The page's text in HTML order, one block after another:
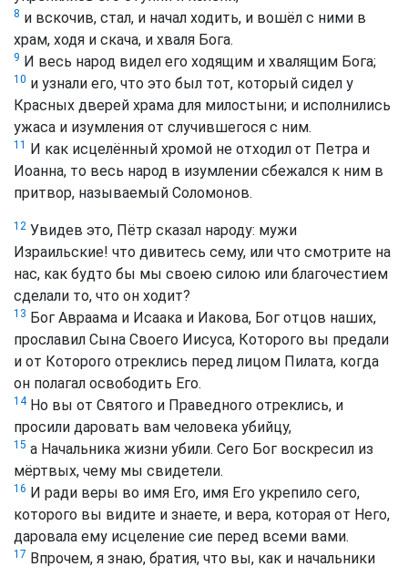
8 и вскочив, стал, и начал ходить, и вошёл с ними в
храм, ходя и скача, и хваля Бога.
9 И весь народ видел его ходящим и хвалящим Бога;
10 и узнали его, что это был тот, который сидел у
Красных дверей храма для милостыни; и исполнились
ужаса и изумления от случившегося с ним.
11 И как исцелённый хромой не отходил от Петра и
Иоанна, то весь народ в изумлении сбежался к ним в
притвор, называемый Соломонов.
12 Увидев это, Пётр сказал народу: мужи
Израильские! что дивитесь сему, или что смотрите на
нас, как будто бы мы своею силою или благочестием
сделали то, что он ходит?
13 Бог Авраама и Исаака и Иакова, Бог отцов наших,
прославил Сына Своего Иисуса, Которого вы предали
и от Которого отреклись перед лицом Пилата, когда
он полагал освободить Его.
14Но вы от Святого и Праведного отреклись, и
просили даровать вам человека убийцу,
15 а Начальника жизни убили. Сего Бог воскресил из
мёртвых, чему мы свидетели.
16 И ради веры во имя Его, имя Его укрепило сего,
которого вы видите и знаете, и вера, которая от Него,
даровала ему исцеление сие перед всеми вами.
17 Впрочем, я знаю, братия, что вы, как и начальники